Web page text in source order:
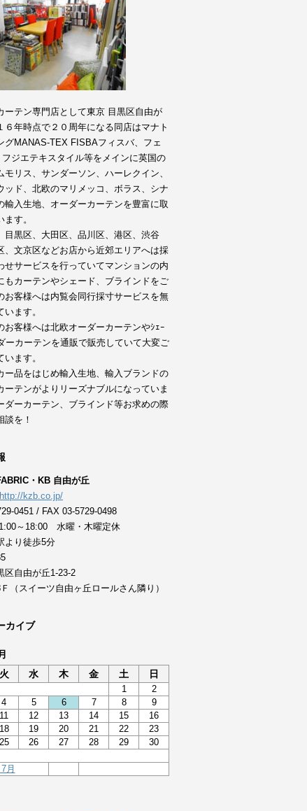
ーテン専門店として東京 目黒区自由が
６年時点で２０周年になる同店はマナト
グMANAS-TEX FISBAフィスバ、フェ
ジエテキスタイル等をメインに英国の
モリス、サンダーソン、ハーレクイン、
ッド、北欧のマリメッコ、ボラス、シナ
輸入生地、オーダーカーテンを豊富に取
ます。
目黒区、大田区、品川区、港区、渋谷
、文京区などお店から近郊エリアへは採
せサービスを行っていてマンションの内
もカーテンやシェード、ブラインドをご
お客様へは内覧会同行採寸サービスを無
ます。
お客様へは北欧オーダーカーテンやｼｪｰ
ーカーテンを通販で販売していて大変ご
ます。
ー品をはじめ輸入生地、輸入ブランドの
ーテンがよりリーズナブルになっていま
ダーカーテン、ブラインド等お求めの際
談を！
・KB 自由が丘
http://kzb.co.jp/
0451 / FAX 03-5729-0498
～18:00 水曜・木曜定休
より徒歩5分
区自由が丘1-23-2
（スイーツ自由ヶ丘ロールさん隣り）
カイブ
火 水 木 金 土 日
月
1
2
4 5 6 7 8
9
11 12 13 14 15
16
18 19 20 21 22
23
25 26 27 28 29
30